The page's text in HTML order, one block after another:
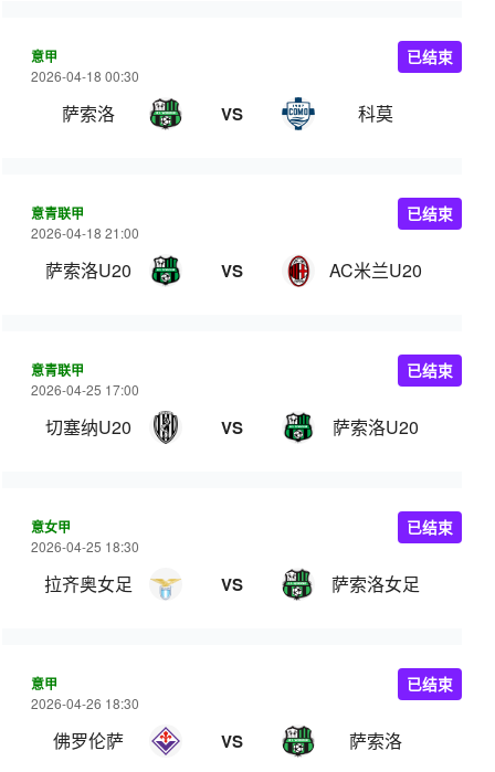
意甲
2026-04-18 00:30
萨索洛 VS 科莫
已结束
意青联甲
2026-04-18 21:00
萨索洛U20 VS AC米兰U20
已结束
意青联甲
2026-04-25 17:00
切塞纳U20 VS 萨索洛U20
已结束
意女甲
2026-04-25 18:30
拉齐奥女足 VS 萨索洛女足
已结束
意甲
2026-04-26 18:30
佛罗伦萨 VS 萨索洛
已结束